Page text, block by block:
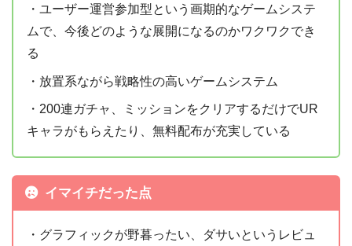
App Store
・ユーザー運営参加型という画期的なゲームシステ
ムで、今後どのような展開になるのかワクワクでき
る
・放置系ながら戦略性の高いゲームシステム
・200連ガチャ、ミッションをクリアするだけでUR
キャラがもらえたり、無料配布が充実している
イマイチだった点
・グラフィックが野暮ったい、ダサいというレビュ